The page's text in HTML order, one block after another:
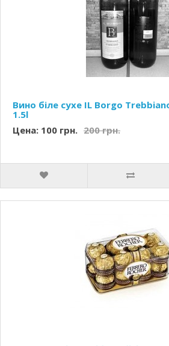
Вино біле сухе IL Borgo
1.5l
Цена: 100 грн. 200 грн.